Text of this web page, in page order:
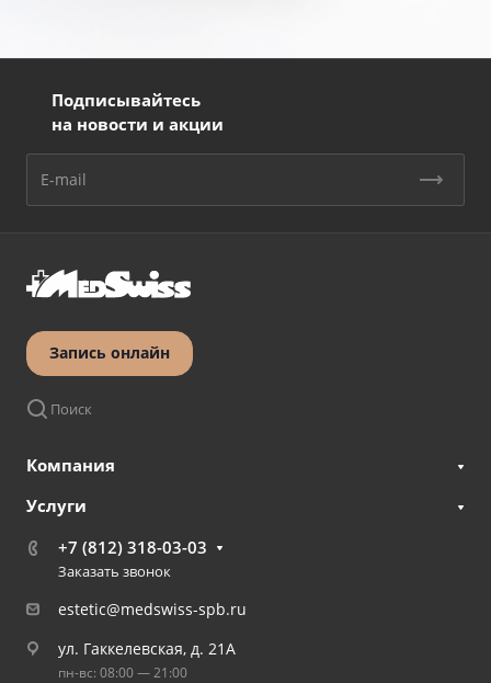
Подписывайтесь
на новости и акции
Запись онлайн
Поиск
Компания
Услуги
+7 (812) 318-03-03
Заказать звонок
estetic@medswiss-spb.ru
ул. Гаккелевская, д. 21А
пн-вс: 08:00 — 21:00